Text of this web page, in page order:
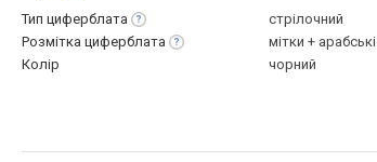
Тип циферблата
стрілочний
Розмітка циферблата
мітки + арабські
Колір
чорний